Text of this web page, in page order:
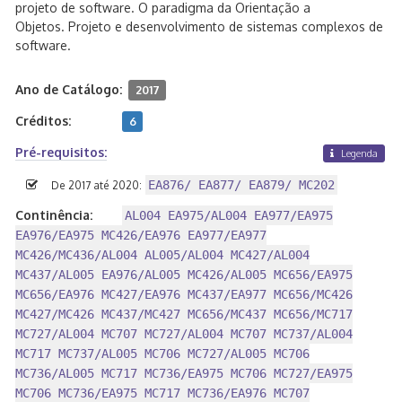
projeto de software. O paradigma da Orientação a
Objetos. Projeto e desenvolvimento de sistemas complexos de
software.
Ano de Catálogo: 2017
Créditos: 6
Pré-requisitos: Legenda
De 2017 até 2020: EA876/ EA877/ EA879/ MC202
Continência:
AL004 EA975/AL004 EA977/EA975
EA976/EA975 MC426/EA976 EA977/EA977
MC426/MC436/AL004 AL005/AL004 MC427/AL004
MC437/AL005 EA976/AL005 MC426/AL005 MC656/EA975
MC656/EA976 MC427/EA976 MC437/EA977 MC656/MC426
MC427/MC426 MC437/MC427 MC656/MC437 MC656/MC717
MC727/AL004 MC707 MC727/AL004 MC707 MC737/AL004
MC717 MC737/AL005 MC706 MC727/AL005 MC706
MC736/AL005 MC717 MC736/EA975 MC706 MC727/EA975
MC706 MC736/EA975 MC717 MC736/EA976 MC707